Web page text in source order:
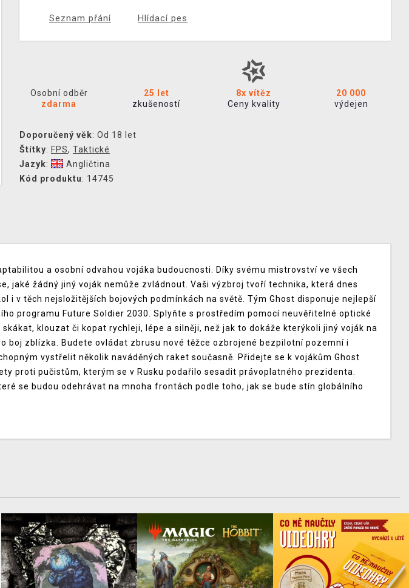
Seznam přání Hlídací pes
Osobní odběr
zdarma
25 let
zkušeností
8x vítěz
Ceny kvality
20 000
výdejen
Doporučený věk: Od 18 let
Štítky: FPS, Taktické
Jazyk:
Angličtina
Kód produktu: 14745
a osobní odvahou vojáka budoucnosti. Díky svému mistrovství ve všech
jaké žádný jiný voják nemůže zvládnout. Vaši výzbroj tvoří technika, která dnes
v těch nejsložitějších bojových podmínkách na světě. Tým Ghost disponuje nejlepší
programu Future Soldier 2030. Splyňte s prostředím pomocí neuvěřitelné optické
klouzat či kopat rychleji, lépe a silněji, než jak to dokáže kterýkoli jiný voják na
zblízka. Budete ovládat zbrusu nové těžce ozbrojené bezpilotní pozemní i
vystřelit několik naváděných raket současně. Přidejte se k vojákům Ghost
proti pučistům, kterým se v Rusku podařilo sesadit právoplatného prezidenta.
se budou odehrávat na mnoha frontách podle toho, jak se bude stín globálního